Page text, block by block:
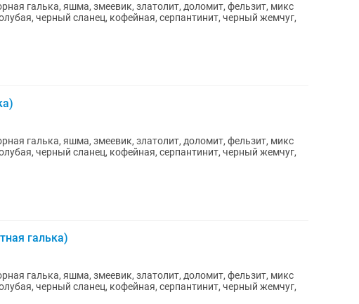
галька, яшма, змеевик, златолит, доломит, фельзит, микс
черный сланец, кофейная, серпантинит, черный жемчуг,
галька, яшма, змеевик, златолит, доломит, фельзит, микс
черный сланец, кофейная, серпантинит, черный жемчуг,
галька)
галька, яшма, змеевик, златолит, доломит, фельзит, микс
черный сланец, кофейная, серпантинит, черный жемчуг,